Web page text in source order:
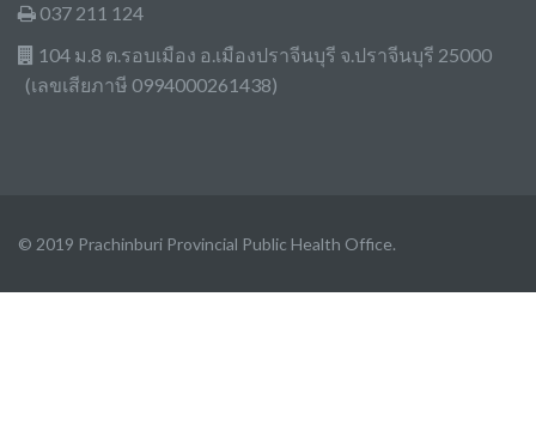
037 211 124
104 ม.8 ต.รอบเมือง อ.เมืองปราจีนบุรี จ.ปราจีนบุรี 25000
(เลขเสียภาษี 0994000261438)
© 2019 Prachinburi Provincial Public Health Office.